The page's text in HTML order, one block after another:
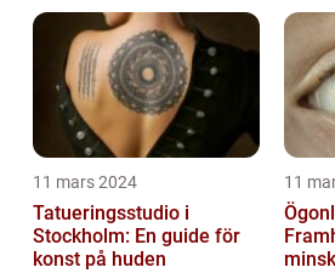
11 mars 2024
Tatueringsstudio i
Stockholm: En guide för
konst på huden
11